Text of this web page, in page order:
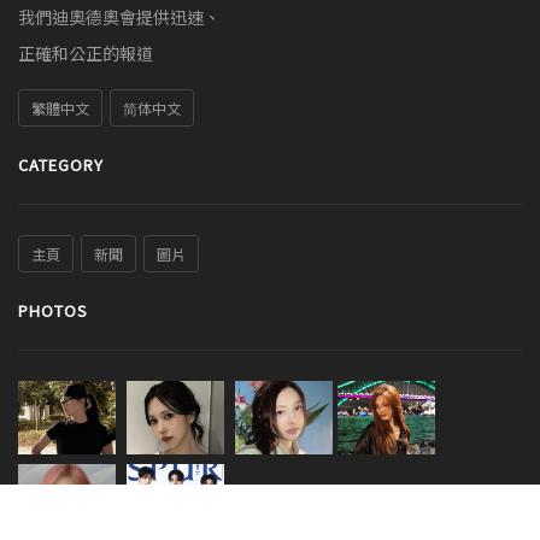
我們迪奧德奧會提供迅速、
正確和公正的報道
繁體中文 简体中文
CATEGORY
主頁 新聞 圖片
PHOTOS